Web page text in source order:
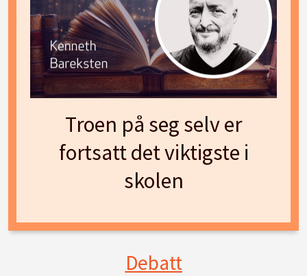
Troen på seg selv er
fortsatt det viktigste i
skolen
Debatt